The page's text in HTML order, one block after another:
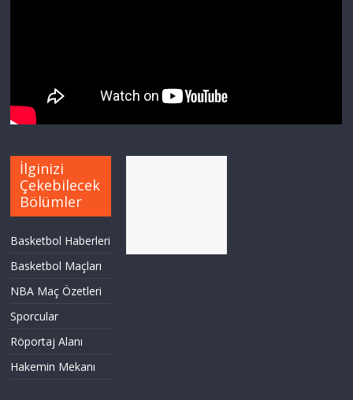
İlginizi
Çekebilecek
Bölümler
Basketbol Haberleri
Basketbol Maçları
NBA Maç Özetleri
Sporcular
Röportaj Alanı
Hakemin Mekanı